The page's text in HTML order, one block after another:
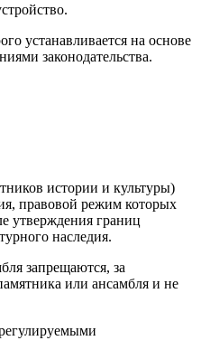
устанавливается на основе
законодательства.
истории и культуры)
правовой режим которых
утверждения границ
наследия.
запрещаются, за
или ансамбля и не